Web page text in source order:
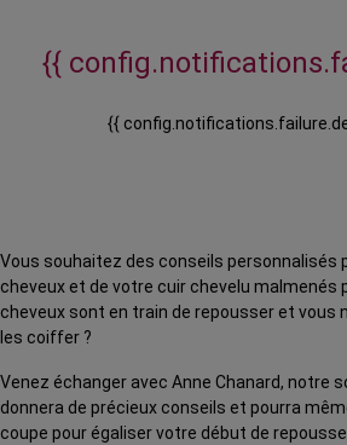
{{
{{
Vous souhaitez des conseils personnalisés
cheveux et de votre cuir chevelu malmenés
cheveux sont en train de repousser et vous
les coiffer ?
Venez échanger avec Anne Chanard, notre
donnera de précieux conseils et pourra
coupe pour égaliser votre début de